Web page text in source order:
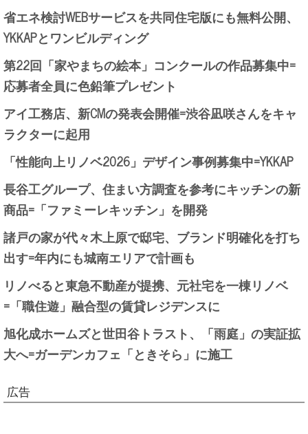
省エネ検討WEBサービスを共同住宅版にも無料公開、
YKKAPとワンビルディング
第22回「家やまちの絵本」コンクールの作品募集中=
応募者全員に色鉛筆プレゼント
アイ工務店、新CMの発表会開催=渋谷凪咲さんをキャ
ラクターに起用
「性能向上リノベ2026」デザイン事例募集中=YKKAP
長谷工グループ、住まい方調査を参考にキッチンの新
商品=「ファミーレキッチン」を開発
諸戸の家が代々木上原で邸宅、ブランド明確化を打ち
出す=年内にも城南エリアで計画も
リノべると東急不動産が提携、元社宅を一棟リノベ
=「職住遊」融合型の賃貸レジデンスに
旭化成ホームズと世田谷トラスト、「雨庭」の実証拡
大へ=ガーデンカフェ「ときそら」に施工
広告